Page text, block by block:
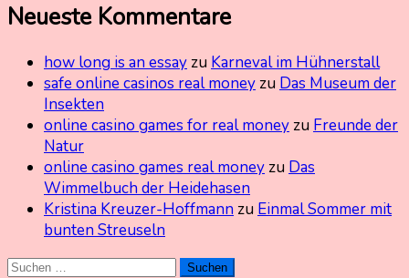
Neueste Kommentare
how long is an essayzu Karneval im Hühnerstall
safe online casinos real moneyzu Das Museum der
Insekten
online casino games for real moneyzu Freunde der
Natur
online casino games real moneyzu Das
Wimmelbuch der Heidehasen
Kristina Kreuzer-Hoffmannzu Einmal Sommer mit
bunten Streuseln
Suchen